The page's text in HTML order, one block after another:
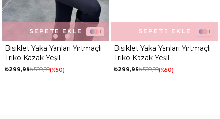
1
Bisiklet Yaka Yanları Yırtmaçlı
Triko Kazak Yeşil
₺299,99₺599,99 %50
SEPETE EKLE 1
Bisiklet Yaka Yanları Yırtmaçlı
Triko Kazak Yeşil
₺299,99₺599,99 %50
SEPETE EKLE